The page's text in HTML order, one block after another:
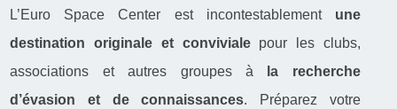
L’Euro Space Center est incontestablement une
destination originale et convivialepour les clubs,
associations et autres groupes à
la recherche
d’évasion et de connaissances. Préparez votre